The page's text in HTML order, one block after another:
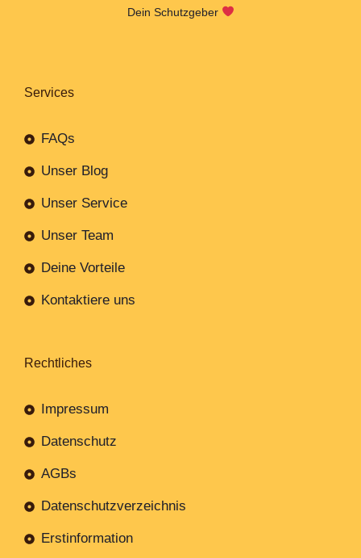
Dein Schutzgeber
Services
FAQs
Unser Blog
Unser Service
Unser Team
Deine Vorteile
Kontaktiere uns
Rechtliches
Impressum
Datenschutz
AGBs
Datenschutzverzeichnis
Erstinformation